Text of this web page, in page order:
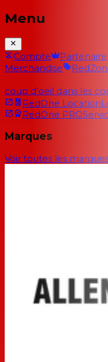
Menu
Compte Partenaire
Merchandise
coup d'oeil dans les
RedOne Location
RedOne PRO
Marques
Voir toutes les